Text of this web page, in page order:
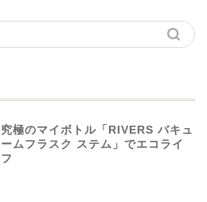
究極のマイボトル「RIVERS バキュ
ームフラスク ステム」でエコライ
フ